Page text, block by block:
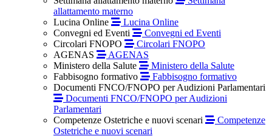
allattamento materno
Lucina Online
Lucina Online
Convegni ed Eventi
Convegni ed Eventi
Circolari FNOPO
Circolari FNOPO
AGENAS
AGENAS
Ministero della Salute
Ministero della Salute
Fabbisogno formativo
Fabbisogno formativo
Documenti FNCO/FNOPO per Audizioni Parlamentari
Documenti FNCO/FNOPO per Audizioni
Parlamentari
Competenze Ostetriche e nuovi scenari
Competenze
Ostetriche e nuovi scenari